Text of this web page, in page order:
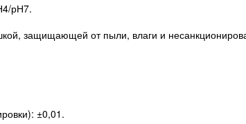
рН7.
защищающей от пыли, влаги и
±0,01.